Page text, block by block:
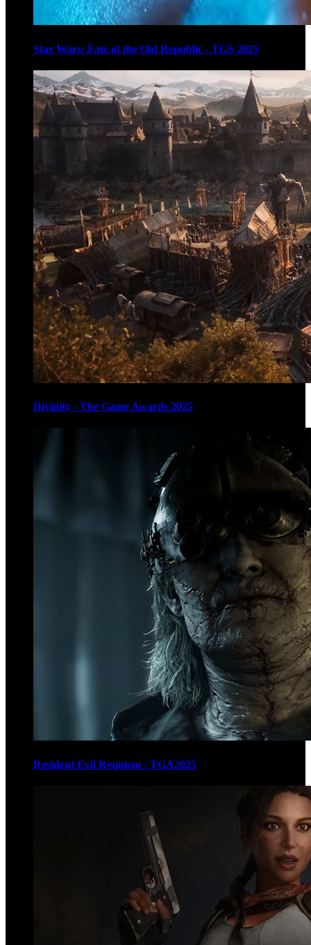
Star Wars: Fate of the Old Republic - TGS 2025
Divinity - The Game Awards 2025
Resident Evil Requiem - TGA2025